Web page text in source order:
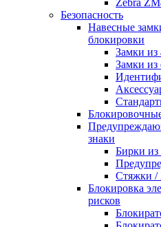
Zebra
Безопасность
Навесные
блокировки
Замки
Замки из
знаки
Бирки из
Стяжки
Блокировка
рисков